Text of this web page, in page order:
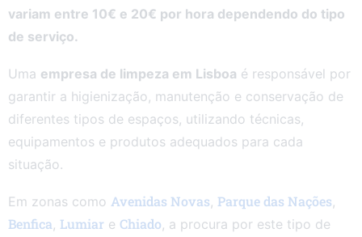
variam entre 10€ e 20€ por hora dependendo do tipo
de serviço.
Uma empresa de limpeza em Lisboa é responsável por
garantir a higienização, manutenção e conservação de
diferentes tipos de espaços, utilizando técnicas,
equipamentos e produtos adequados para cada
situação.
Em zonas como Avenidas Novas, Parque das Nações,
Benfica, Lumiar e Chiado, a procura por este tipo de